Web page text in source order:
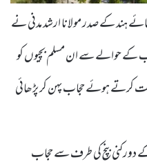
ہند کے صدر مولانا ارشد مدنی نے
کے حوالے سے ان مسلم بچیوں کو
کرتے ہوئے حجاب پہن کر پڑھائی
دورکنی بنچ کی طرف سے حجاب